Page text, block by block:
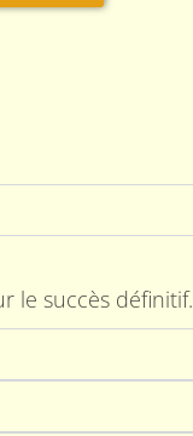
le succès définitif.